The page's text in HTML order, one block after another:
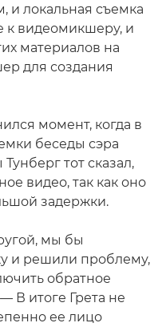
и локальная съемка
к видеомикшеру, и
материалов на
для создания
момент, когда в
беседы сэра
тот сказал,
видео, так как оно
задержки.
мы бы
и решили проблему,
обратное
В итоге Грета не
ее лицо